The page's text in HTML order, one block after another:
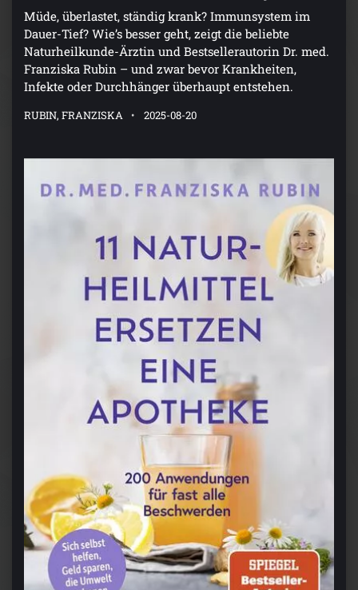
Müde, überlastet, ständig krank? Immunsystem im
Dauer-Tief? Wie’s besser geht, zeigt die beliebte
Naturheilkunde-Ärztin und Bestsellerautorin Dr. med.
Franziska Rubin – und zwar bevor Krankheiten,
Infekte oder Durchhänger überhaupt entstehen.
RUBIN, FRANZISKA 2025-08-20